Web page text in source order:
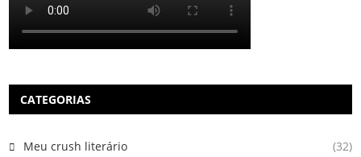
CATEGORIAS
Meu crush literário (32)